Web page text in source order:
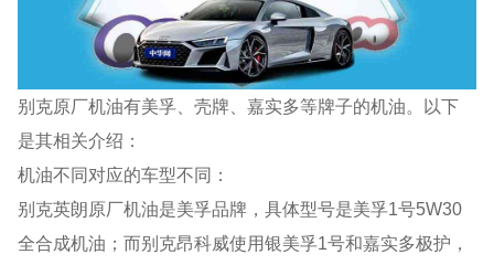
别克原厂机油有美孚、壳牌、嘉实多等牌子的机油。以下
是其相关介绍：
机油不同对应的车型不同：
别克英朗原厂机油是美孚品牌，具体型号是美孚1号5W30
全合成机油；而别克昂科威使用银美孚1号和嘉实多极护，